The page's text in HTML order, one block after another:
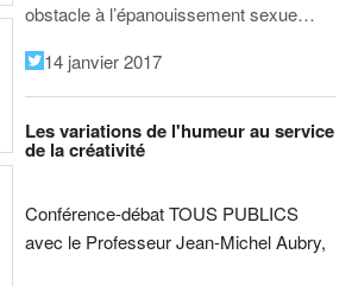
obstacle à l’épanouissement sexue…
14 janvier 2017
Les variations de l'humeur au service
de la créativité
Conférence-débat TOUS PUBLICS
avec le Professeur Jean-Michel Aubry,